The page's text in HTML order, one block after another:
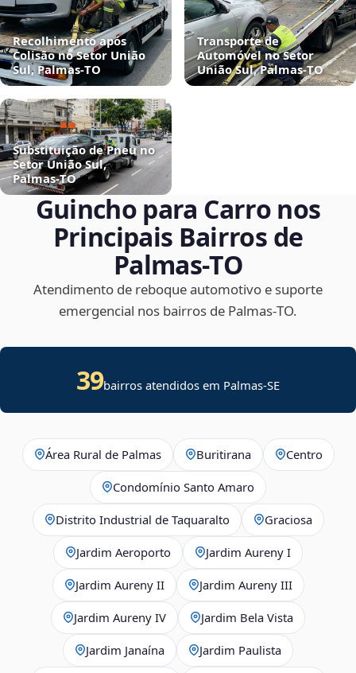
Recolhimento após
Colisão no Setor União
Sul, Palmas‑TO
Transporte de
Automóvel no Setor
União Sul, Palmas‑TO
Substituição de Pneu no
Setor União Sul,
Palmas‑TO
Guincho para Carro nos
Principais Bairros de
Palmas‑TO
Atendimento de reboque automotivo e suporte
emergencial nos bairros de Palmas‑TO.
39bairros atendidos em Palmas-SE
Área Rural de Palmas Buritirana Centro
Condomínio Santo Amaro
Distrito Industrial de Taquaralto Graciosa
Jardim Aeroporto Jardim Aureny I
Jardim Aureny II Jardim Aureny III
Jardim Aureny IV Jardim Bela Vista
Jardim Janaína Jardim Paulista